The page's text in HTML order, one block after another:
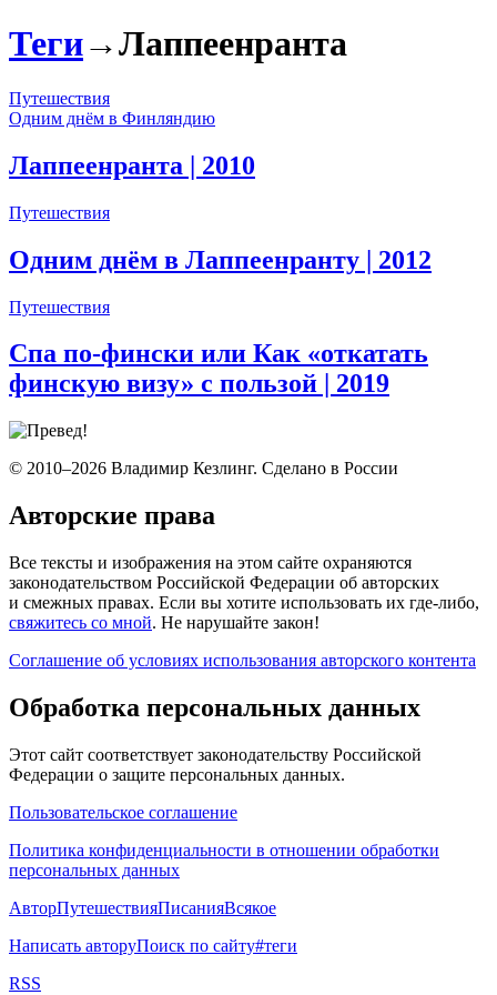
Теги→Лаппеенранта
Путешествия
Одним днём в Финляндию
Лаппеенранта | 2010
Путешествия
Одним днём в Лаппеенранту | 2012
Путешествия
Спа по-фински или Как «откатать
финскую визу» с пользой | 2019
© 2010–2026 Владимир Кезлинг. Сделано в России
Авторские права
Все тексты и изображения на этом сайте охраняются
законодательством Российской Федерации об авторских
и смежных правах. Если вы хотите использовать их где-либо,
свяжитесь со мной. Не нарушайте закон!
Соглашение об условиях использования авторского контента
Обработка персональных данных
Этот сайт соответствует законодательству Российской
Федерации о защите персональных данных.
Пользовательское соглашение
Политика конфиденциальности в отношении обработки
персональных данных
АвторПутешествияПисанияВсякое
Написать авторуПоиск по сайту#теги
RSS